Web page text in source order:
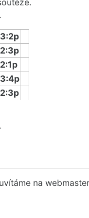
3:2p
2:3p
2:1p
3:4p
2:3p
na webmaster